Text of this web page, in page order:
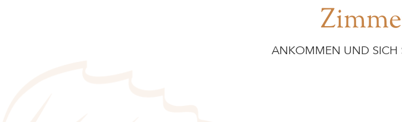
ANKOMMEN UND SICH